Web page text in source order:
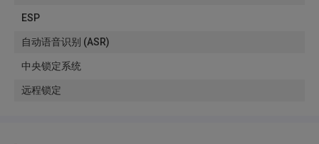
ESP
自动语音识别 (ASR)
中央锁定系统
远程锁定